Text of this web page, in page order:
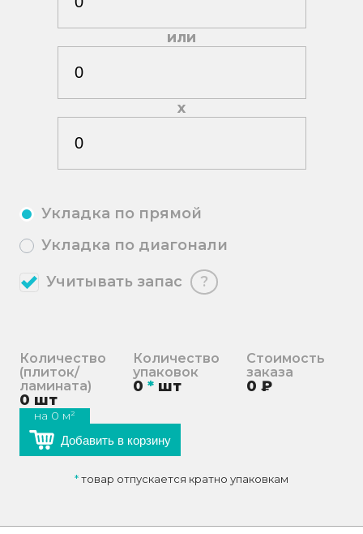
или
х
Укладка по прямой
Укладка по диагонали
Учитывать запас ?
Количество
(плиток/
ламината)
0 шт
на 0 м²
Количество
упаковок
0 * шт
Стоимость
заказа
0 ₽
Добавить в корзину
*товар отпускается кратно упаковкам